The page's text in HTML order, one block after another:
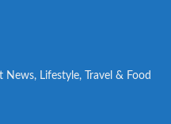
News, Lifestyle, Travel & Food